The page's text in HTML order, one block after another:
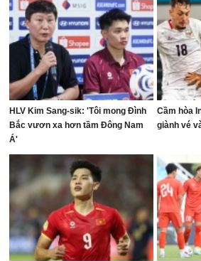
HLV Kim Sang-sik: 'Tôi mong Đình
Bắc vươn xa hơn tầm Đông Nam
Á'
Cầm hòa
giành vé